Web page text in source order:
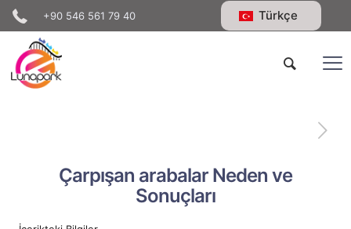
+90 546 561 79 40 Türkçe
Çarpışan arabalar Neden ve
Sonuçları